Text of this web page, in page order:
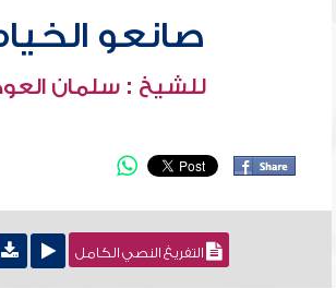
صانعو
للشيخ : سلمان
التفريغ النصي الكامل